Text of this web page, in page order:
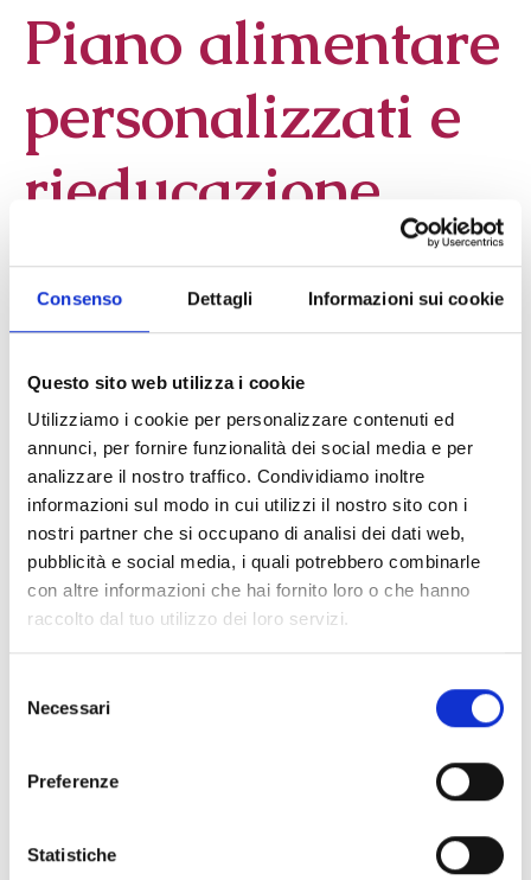
Consenso Dettagli Informazioni sui cookie
Questo sito web utilizza i cookie
Utilizziamo i cookie per personalizzare contenuti ed
annunci, per fornire funzionalità dei social media e per
analizzare il nostro traffico. Condividiamo inoltre
informazioni sul modo in cui utilizzi il nostro sito con i
nostri partner che si occupano di analisi dei dati web,
pubblicità e social media, i quali potrebbero combinarle
con altre informazioni che hai fornito loro o che hanno
raccolto dal tuo utilizzo dei loro servizi.
delNecessari
Preferenze
Statistiche
Piano alimentare
personalizzati e
rieducazione
alimentare
Questo servizio si rivolge a chi ha necessità diindicazioni
condizioni fisiologiche: gravidanza, allattamento,
menopausa, sportivo, dieta vegetariana o vegana
e/o condizioni patologiche:sovrappeso, obesità,
sottopeso, diabete o intolleranza glucidica,
dislipidemia, disconfort gastro-intestinale, steatosi,
allergie e intolleranze, patologie croniche intestinali,
fibromialgia, endometriosi, sindrome dell’ovaio
policistico, bulimia nervosa
L’intervento di ristrutturazione delle abitudini alimentari,
migliorare il livello di benessere psico-fisico
complessivo
e dal
formulazione degli obiettivi
raccolta dei dati
anamnestici rilevanti
l’elaborazione di un piano alimentare specifico